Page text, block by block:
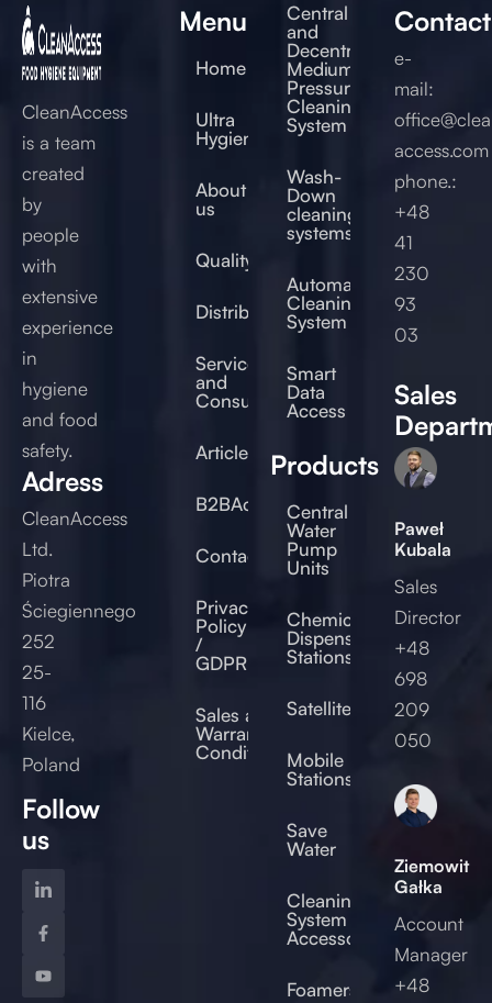
CleanAccess
is a team
created
by
people
with
extensive
experience
in
hygiene
and food
safety.
Adress
CleanAccess
Ltd.
Piotra
Ściegiennego
252
25-
116
Kielce,
Poland
Follow
us
Menu
Home
Ultra
Hygienic®
About
us
Quality
Distribution
Service
and
Consulting
Articles
B2BAccess
Contact
Privacy
Policy
/
GDPR
Sales and
Warranty
Conditions
Central
and
Decentral
Medium
Pressure
Cleaning
System
Wash-
Down
cleaning
systems
Automated
Cleaning
System
Smart
Data
Access
Products
Central
Water
Pump
Units
Chemical
Dispensing
Stations
Satellites
Mobile
Stations
Save
Water
Cleaning
System
Accessories
Foamers
Contact
e-
mail:
access.com
phone.:
+48
41
230
93
03
Sales
Paweł
Kubala
Sales
Director
+48
698
209
050
Ziemowit
Gałka
Account
Manager
+48